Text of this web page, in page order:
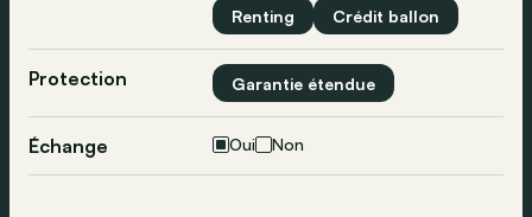
Renting
Crédit ballon
Protection Garantie étendue
Échange Oui Non